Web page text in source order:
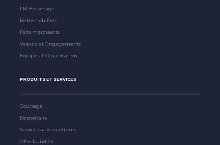
LM Brokerage
BKB en chiffres
Faits marquants
Valeurs et Engagements
Equipe et Organisation
PRODUITS ET SERVICES
Courtage
Dépositaire
Services aux émetteurs
Offre bundled